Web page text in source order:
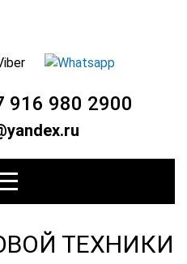
916 980 2900
ТЕХНИКИ